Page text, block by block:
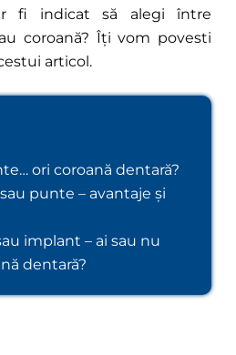
fi indicat să alegi între
coroană? Îți vom povesti
articol.
ori coroană dentară?
punte – avantaje și
implant – ai sau nu
dentară?